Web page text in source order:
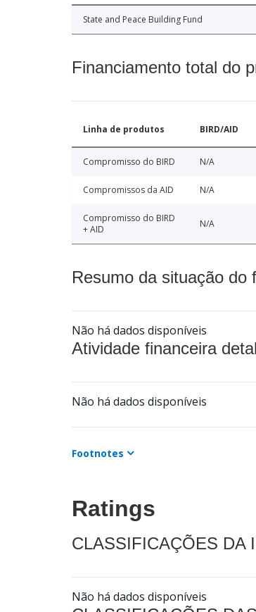
State and Peace Building Fund
Financiamento total do
Linha de produtos BIRD/AID
Compromisso do BIRD N/A
Compromissos da AID N/A
Compromisso do BIRD
+ AID
N/A
Resumo da situação do
Não há dados disponíveis
Atividade financeira
Não há dados disponíveis
Footnotes
Ratings
CLASSIFICAÇÕES DA
Não há dados disponíveis